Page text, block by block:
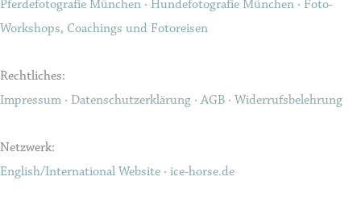
Pferdefotografie München · Hundefotografie München · Foto-
Workshops, Coachings und Fotoreisen
Rechtliches:
Impressum · Datenschutzerklärung · AGB · Widerrufsbelehrung
Netzwerk:
English/International Website · ice-horse.de